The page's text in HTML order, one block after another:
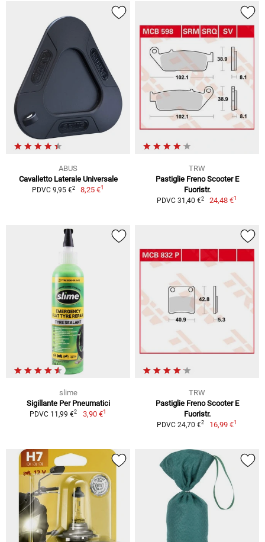
ABUS
Cavalletto Laterale Universale
PDVC 9,95 €2 8,25 €1
TRW
Pastiglie Freno Scooter E
Fuoristr.
PDVC 31,40 €2 24,48 €1
slime
Sigillante Per Pneumatici
PDVC 11,99 €2 3,90 €1
TRW
Pastiglie Freno Scooter E
Fuoristr.
PDVC 24,70 €2 16,99 €1